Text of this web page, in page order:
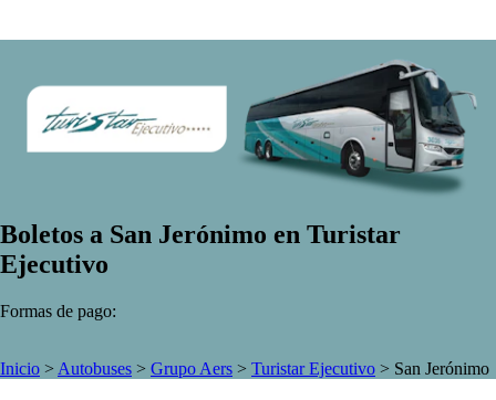
Boletos a San Jerónimo en Turistar
Ejecutivo
Formas de pago:
Inicio > Autobuses > Grupo Aers > Turistar Ejecutivo > San Jerónimo